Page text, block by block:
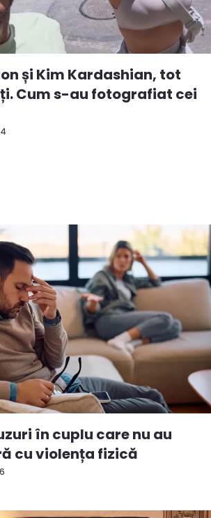
și Kim Kardashian, tot
Cum s-au fotografiat cei
în cuplu care nu au
cu violența fizică